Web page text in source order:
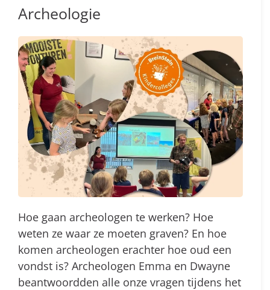
Archeologie
Hoe gaan archeologen te werken? Hoe
weten ze waar ze moeten graven? En hoe
komen archeologen erachter hoe oud een
vondst is? Archeologen Emma en Dwayne
beantwoordden alle onze vragen tijdens het